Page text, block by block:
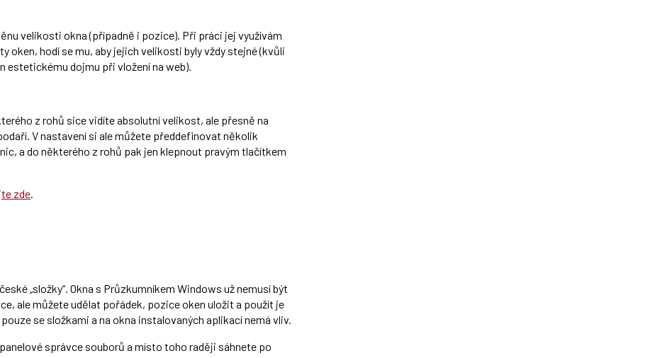
velikosti okna (případně i pozice). Při práci jej využívám
oken, hodí se mu, aby jejich velikosti byly vždy stejné (kvůli
estetickému dojmu při vložení na web).
z rohů sice vidíte absolutní velikost, ale přesně na
V nastavení si ale můžete předdefinovat několik
a do některého z rohů pak jen klepnout pravým tlačítkem
zde.
„složky“. Okna s Průzkumníkem Windows už nemusí být
ale můžete udělat pořádek, pozice oken uložit a použít je
se složkami a na okna instalovaných aplikací nemá vliv.
správce souborů a místo toho raději sáhnete po